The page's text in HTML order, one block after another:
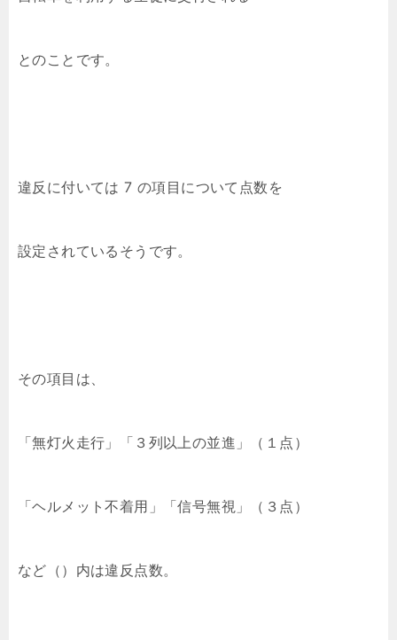
とのことです。
違反に付いては 7 の項目について点数を
設定されているそうです。
その項目は、
「無灯火走行」「３列以上の並進」（１点）
「ヘルメット不着用」「信号無視」（３点）
など（）内は違反点数。